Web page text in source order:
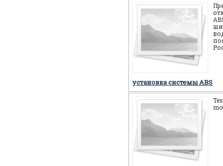
установка системы ABS